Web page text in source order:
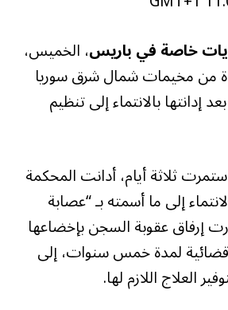
خاصة في باريس، الخميس،
من مخيمات شمال شرق سوريا
بالانتماء إلى تنظيم
ثلاثة أيام، أدانت المحكمة
إلى ما أسمته بـ “عصابة
إرفاق عقوبة السجن بإخضاعها
قضائية لمدة خمس سنوات، إلى
العلاج اللازم لها.